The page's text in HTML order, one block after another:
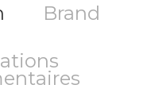
Brand